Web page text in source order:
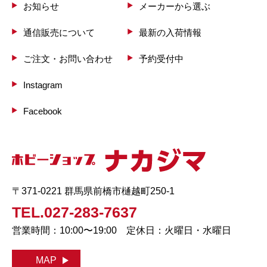
お知らせ
通信販売について
ご注文・お問い合わせ
Instagram
Facebook
メーカーから選ぶ
最新の入荷情報
予約受付中
〒371-0221 群馬県前橋市樋越町250-1
TEL.027-283-7637
営業時間：10:00〜19:00 定休日：火曜日・水曜日
MAP